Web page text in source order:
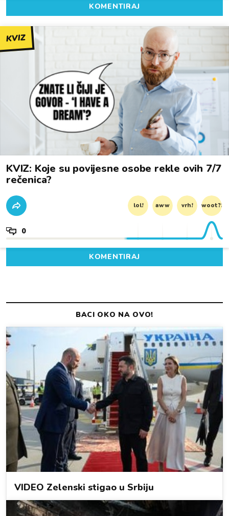
KOMENTIRAJ
KVIZ
KVIZ: Koje su povijesne osobe rekle ovih 7/7
rečenica?
lol! aww vrh! woot?!
0
KOMENTIRAJ